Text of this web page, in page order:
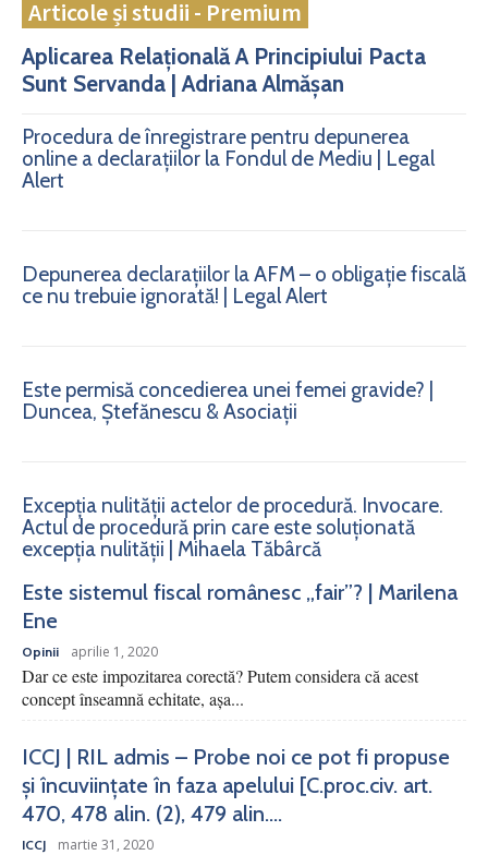
Articole și studii - Premium
Aplicarea Relațională A Principiului Pacta
Sunt Servanda | Adriana Almășan
Procedura de înregistrare pentru depunerea
online a declarațiilor la Fondul de Mediu | Legal
Alert
Depunerea declarațiilor la AFM – o obligație fiscală
ce nu trebuie ignorată! | Legal Alert
Este permisă concedierea unei femei gravide? |
Duncea, Ștefănescu & Asociații
Excepția nulității actelor de procedură. Invocare.
Actul de procedură prin care este soluționată
excepția nulității | Mihaela Tăbârcă
Este sistemul fiscal românesc „fair”? | Marilena
Ene
Opinii aprilie 1, 2020
Dar ce este impozitarea corectă? Putem considera că acest
concept înseamnă echitate, așa...
ICCJ | RIL admis – Probe noi ce pot fi propuse
și încuviințate în faza apelului [C.proc.civ. art.
470, 478 alin. (2), 479 alin....
ICCJ martie 31, 2020